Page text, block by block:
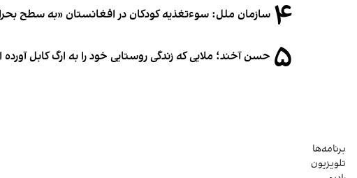
۴ سازمان ملل: سوء‌تغذیه کودکان در افغانستان «به سطح
۵ حسن آخند؛ ملایی که زندگی روستایی خود را به ارگ کابل
برنامه‌ها
تلویزیون